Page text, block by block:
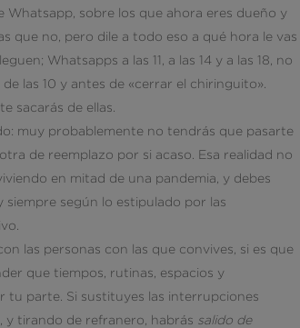
Whatsapp, sobre los que ahora eres dueño y
que no, pero dile a todo eso a qué hora le vas
Whatsapps a las 11, a las 14 y a las 18, no
las 10 y antes de «cerrar el chiringuito».
sacarás de ellas.
muy probablemente no tendrás que pasarte
de reemplazo por si acaso. Esa realidad no
en mitad de una pandemia, y debes
según lo estipulado por las
las personas con las que convives, si es que
que tiempos, rutinas, espacios y
tu parte. Si sustituyes las interrupciones
y tirando de refranero, habrás salido de